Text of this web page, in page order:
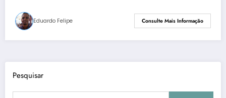
Eduardo Felipe Consulte Mais Informação
Pesquisar